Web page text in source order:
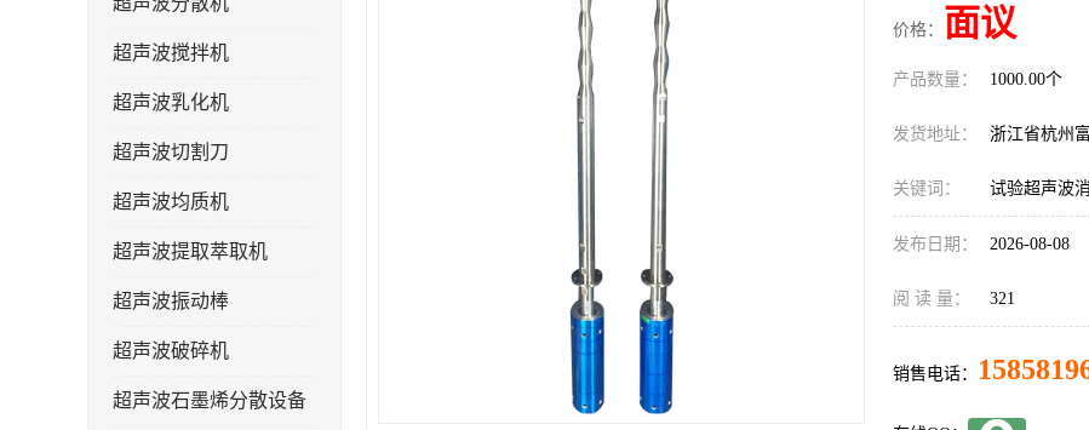
超声波搅拌机
超声波乳化机
超声波切割刀
超声波均质机
超声波提取萃取机
超声波振动棒
超声波破碎机
超声波石墨烯分散设备
价格： 面议
产品数量： 1000.00个
发货地址： 浙江省杭州
关键词： 试验超声波
发布日期： 2026-08-08
阅 读 量： 321
销售电话：